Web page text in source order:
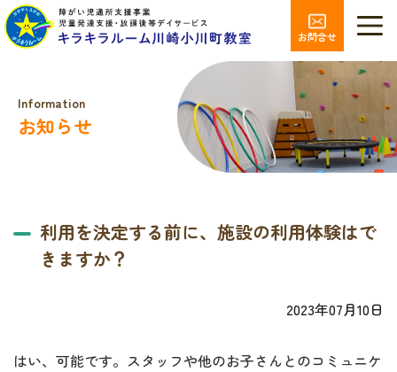
お問合せ
Information
お知らせ
利用を決定する前に、施設の利用体験はで
きますか？
2023年07月10日
はい、可能です。スタッフや他のお子さんとのコミュニケ